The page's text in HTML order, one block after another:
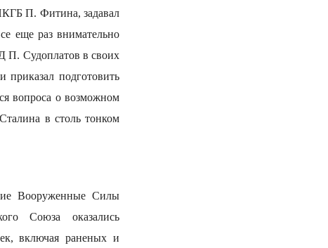
П. Фитина, задавал
еще раз внимательно
П. Судоплатов в своих
приказал подготовить
вопроса о возможном
в столь тонком
Вооруженные Силы
Союза оказались
включая раненых и